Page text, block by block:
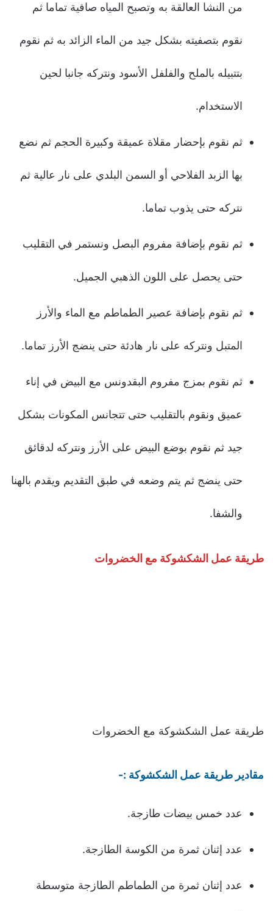
من النشا العالقة به وتصبح المياه صافية تماما ثم
نقوم بتصفيته بشكل جيد من الماء الزائد به ثم نقوم
بتتبيله بالملح والفلفل الأسود ونتركه جانبا لحين
الاستخدام.
ثم نقوم بإحضار مقلاة عميقة وكبيرة الحجم ثم نضع
بها الزبد الفلاحي أو السمن البلدي على نار عالية ثم
نتركه حتى يذوب تماما.
ثم نقوم بإضافة مفروم البصل ونستمر في التقليب
حتى يحصل على اللون الذهبي الجميل.
ثم نقوم بإضافة عصير الطماطم مع الماء والأرز
المتبل ونتركه على نار هادئة حتى ينضج الأرز تماما.
ثم نقوم بمزج مفروم البقدونس مع البيض في إناء
عميق ونقوم بالتقليب حتى تتجانس المكونات بشكل
جيد ثم نقوم بوضع البيض على الأرز ونتركه لدقائق
حتى ينضج ثم يتم وضعه في طبق التقديم ويقدم بالهنا
والشفا.
طريقة عمل الشكشوكة مع الخضروات
طريقة عمل الشكشوكة مع الخضروات
مقادير طريقة عمل الشكشوكة :-
عدد خمس بيضات طازجة.
عدد إثنان ثمرة من الكوسة الطازجة.
عدد إثنان ثمرة من الطماطم الطازجة متوسطة